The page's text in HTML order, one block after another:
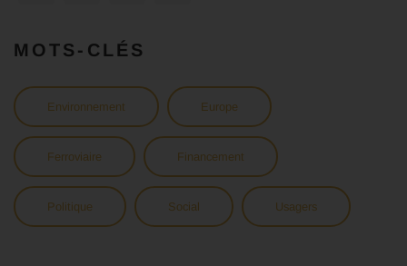
MOTS-CLÉS
Environnement Europe
Ferroviaire Financement
Politique Social Usagers